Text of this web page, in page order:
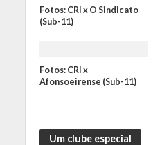
Fotos: CRI x O Sindicato
(Sub-11)
Fotos: CRI x
Afonsoeirense (Sub-11)
Um clube especial